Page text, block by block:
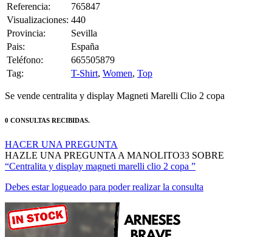
Referencia:
765847
Visualizaciones: 440
Provincia:
Sevilla
Pais:
España
Teléfono:
665505879
Tag:
T-Shirt, Women, Top
Se vende centralita y display Magneti Marelli Clio 2 copa
0 CONSULTAS RECIBIDAS.
HACER UNA PREGUNTA
HAZLE UNA PREGUNTA A MANOLITO33 SOBRE
“Centralita y display magneti marelli clio 2 copa ”
Debes estar logueado para poder realizar la consulta